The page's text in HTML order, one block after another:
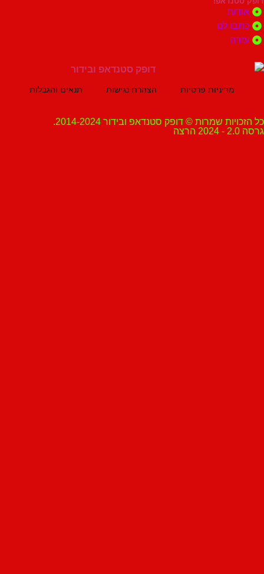
לנו
מדיניות פרטיות הצהרת נגישות תנאים והגבלות
שמרות © דופק סטנדאפ ובידור 2014-2024.